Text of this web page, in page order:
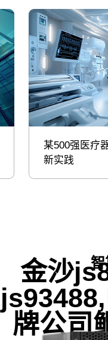
某500强医疗
新实践
智
金沙
牌公司